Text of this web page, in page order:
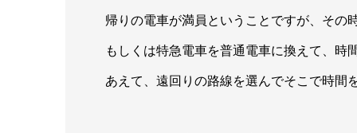
帰りの電車が満員ということですが、その
もしくは特急電車を普通電車に換えて、時
あえて、遠回りの路線を選んでそこで時間